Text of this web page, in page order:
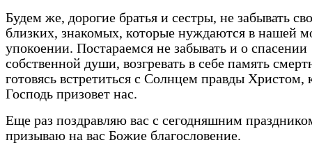
Будем же, дорогие братья и сестры, не забывать
близких, знакомых, которые нуждаются в нашей
упокоении. Постараемся не забывать и о спасении
собственной души, возгревать в себе память
готовясь встретиться с Солнцем правды Христом,
Господь призовет нас.
Еще раз поздравляю вас с сегодняшним
призываю на вас Божие благословение.